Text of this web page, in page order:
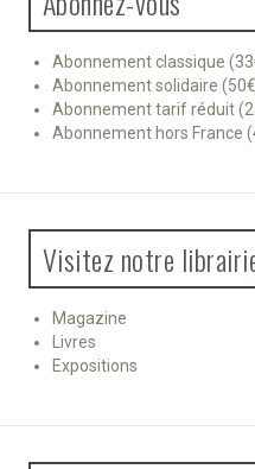
Abonnement classique
Abonnement solidaire
Abonnement tarif réduit
Abonnement hors France
Visitez notre
Magazine
Livres
Expositions